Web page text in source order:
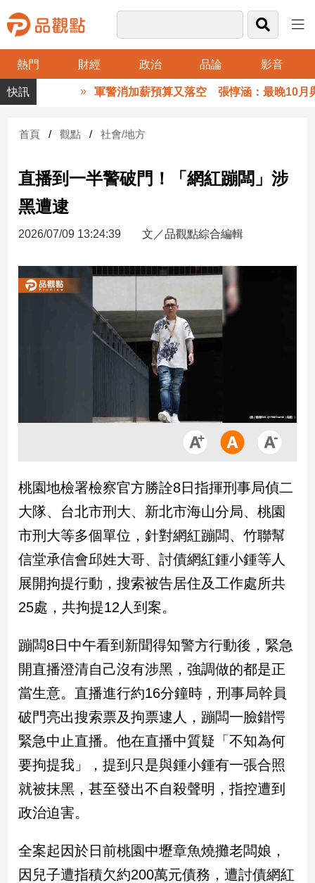
熱門 財經 政治 品論 影音
品
觀
財
台
財
新
產
經/
品
政
治
政
治
焦
品
觀
民
調
國
會
點
觀
點
兩
國
際
軍警消加薪預算又落空 張惇涵：最晚10月與
首頁 觀點 社會/地方
直播到一半警破門！「網紅蹦闆」涉
黑遭逮
2026/07/09 13:24:39 文／品觀點綜合編輯
桃園地檢署檢察官方勝詮8日指揮刑事局偵二
大隊、台北市刑大、新北市海山分局、桃園
市刑大等多個單位，針對網紅蹦闆、竹聯幫
信堂承信會邱姓大哥、討債網紅鍾小鍾等人
展開拘提行動，搜索被告居住及工作處所共
25處，共拘提12人到案。
蹦闆8日中午看到新聞得知警方行動後，緊急
開直播澄清自己沒有涉黑，強調做的都是正
當生意。直播進行約16分鐘時，刑事局幹員
破門亮出搜索票及拘票逮人，蹦闆一臉錯愕
緊急中止直播。他在直播中質疑「不知為何
要拘提我」，提到只是與鍾小鍾有一張合照
就被抹黑，甚至發出不自殺聲明，指控遭到
政治迫害。
全案起因於日前桃園中壢章魚燒攤老闆娘，
因兒子遭指積欠約200萬元債務，遭討債網紅